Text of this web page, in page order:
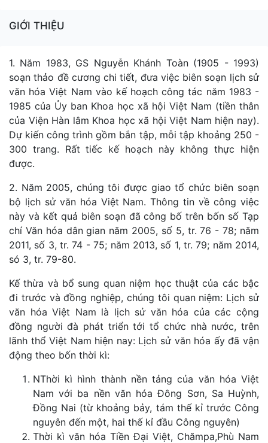
GIỚI THIỆU
1. Năm 1983, GS Nguyễn Khánh Toàn (1905 - 1993)
soạn thảo đề cương chi tiết, đưa việc biên soạn lịch sử
văn hóa Việt Nam vào kế hoạch công tác năm 1983 -
1985 của Ủy ban Khoa học xã hội Việt Nam (tiền thân
của Viện Hàn lâm Khoa học xã hội Việt Nam hiện nay).
Dự kiến công trình gồm bắn tập, mỗi tập khoảng 250 -
300 trang. Rất tiếc kế hoạch này không thực hiện
được.
2. Năm 2005, chúng tôi được giao tổ chức biên soạn
bộ lịch sử văn hóa Việt Nam. Thông tin về công việc
này và kết quả biên soạn đã công bố trên bốn số Tạp
chí Văn hóa dân gian năm 2005, số 5, tr. 76 - 78; năm
2011, số 3, tr. 74 - 75; năm 2013, số 1, tr. 79; năm 2014,
só 3, tr. 79-80.
Kế thừa và bổ sung quan niệm học thuật của các bậc
đi trước và đồng nghiệp, chúng tôi quan niệm: Lịch sử
văn hóa Việt Nam là lịch sử văn hóa của các cộng
đồng người đà phát triển tới tổ chức nhà nước, trên
lãnh thổ Việt Nam hiện nay: Lịch sử văn hóa ấy đã vận
động theo bốn thời kì:
NThời kì hình thành nền tảng của văn hóa Việt
Nam với ba nền văn hóa Đông Sơn, Sa Huỳnh,
Đồng Nai (từ khoảng bảy, tám thế kỉ trước Công
nguyên đến một, hai thế kỉ đầu Công nguyên)
Thời kì văn hóa Tiền Đại Việt, Chămpa,Phù Nam